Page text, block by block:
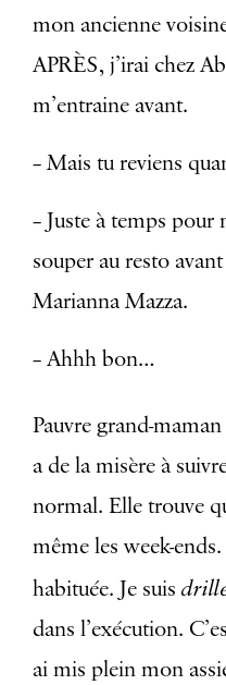
mon ancienne
APRÈS, j’irai chez
m’entraine avant.
– Mais tu reviens
– Juste à temps
souper au resto
Marianna Mazza.
– Ahhh bon…
Pauvre grand-
a de la misère à
normal. Elle trouve
même les week-
habituée. Je suis
dans l’exécution.
ai mis plein mon